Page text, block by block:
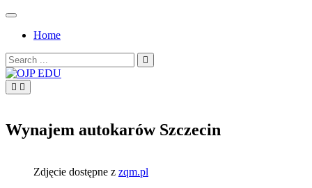
Skip
contentHome
Search
for:
Wynajem autokarów Szczecin
Zdjęcie dostępne z zqm.pl